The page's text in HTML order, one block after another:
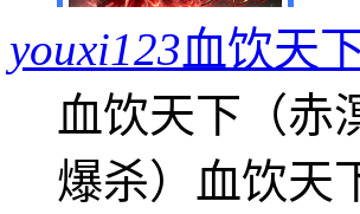
youxi123血饮天
血饮天下（赤
爆杀）血饮天